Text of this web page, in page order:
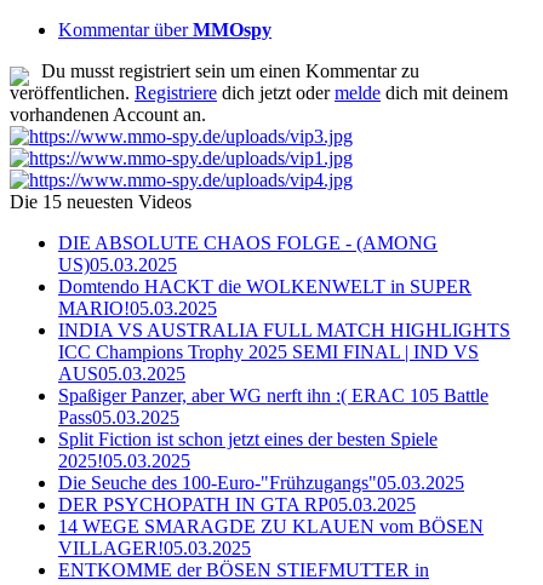
Kommentar überMMOspy
Du musst registriert sein um einen Kommentar zu
veröffentlichen. Registriere dich jetzt odermelde dich mit deinem
vorhandenen Account an.
Die 15 neuesten Videos
DIE ABSOLUTE CHAOS FOLGE - (AMONG
US)05.03.2025
Domtendo HACKT die WOLKENWELT in SUPER
MARIO!05.03.2025
INDIA VS AUSTRALIA FULL MATCH HIGHLIGHTS
ICC Champions Trophy 2025 SEMI FINAL | IND VS
AUS05.03.2025
Spaßiger Panzer, aber WG nerft ihn :( ERAC 105 Battle
Pass05.03.2025
Split Fiction ist schon jetzt eines der besten Spiele
2025!05.03.2025
Die Seuche des 100-Euro-"Frühzugangs"05.03.2025
DER PSYCHOPATH IN GTA RP05.03.2025
14 WEGE SMARAGDE ZU KLAUEN vom BÖSEN
VILLAGER!05.03.2025
ENTKOMME der BÖSEN STIEFMUTTER in